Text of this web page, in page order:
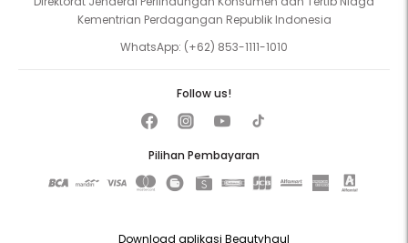
Kementrian Perdagangan Republik Indonesia
WhatsApp: (+62) 853-1111-1010
Pilihan Pembayaran
Follow us!
Download aplikasi Beautyhaul